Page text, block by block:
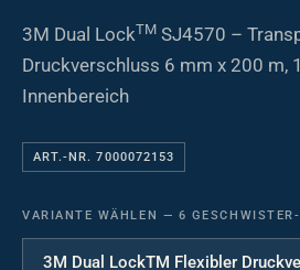
3M Dual LockTM SJ4570 –
Druckverschluss 6 mm x 200 m,
Innenbereich
ART.-NR. 7000072153
VARIANTE WÄHLEN — 6